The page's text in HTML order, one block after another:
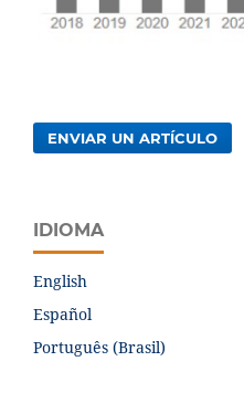
ENVIAR UN ARTÍCULO
IDIOMA
English
Español
Português (Brasil)